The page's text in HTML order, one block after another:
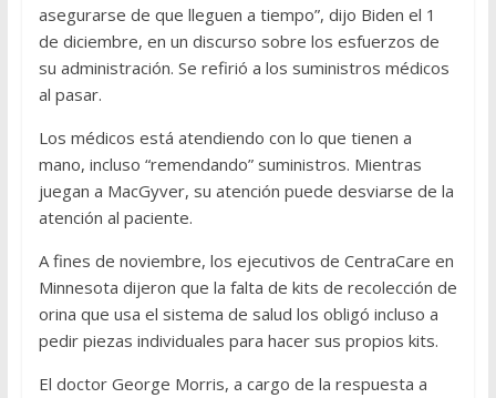
asegurarse de que lleguen a tiempo”, dijo Biden el 1
de diciembre, en un discurso sobre los esfuerzos de
su administración. Se refirió a los suministros médicos
al pasar.
Los médicos está atendiendo con lo que tienen a
mano, incluso “remendando” suministros. Mientras
juegan a MacGyver, su atención puede desviarse de la
atención al paciente.
A fines de noviembre, los ejecutivos de CentraCare en
Minnesota dijeron que la falta de kits de recolección de
orina que usa el sistema de salud los obligó incluso a
pedir piezas individuales para hacer sus propios kits.
El doctor George Morris, a cargo de la respuesta a